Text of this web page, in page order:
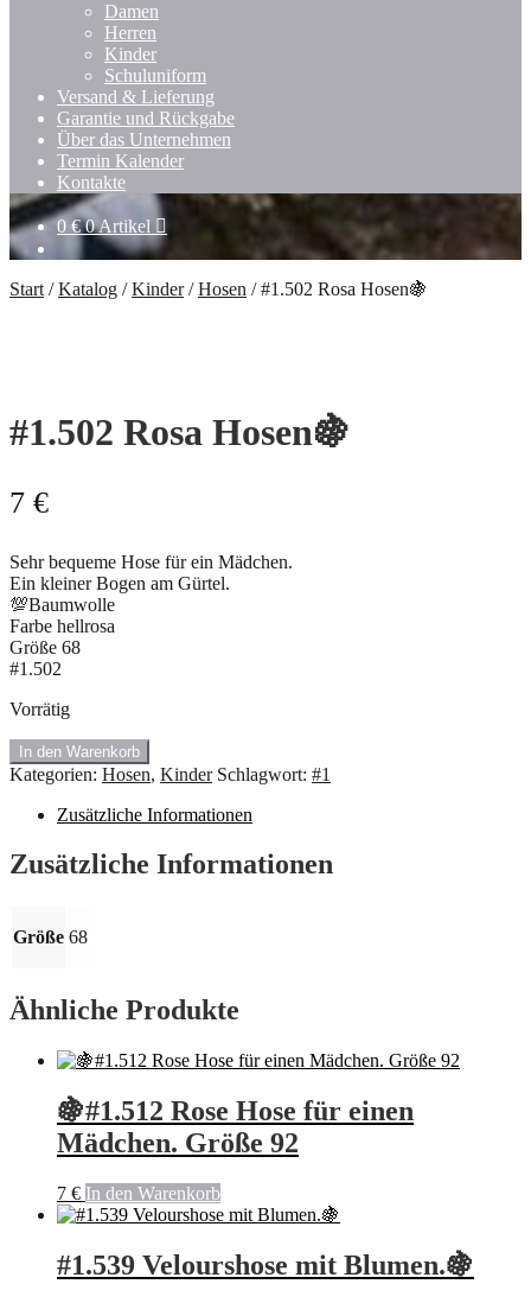
Damen
Herren
Kinder
Schuluniform
Versand & Lieferung
Garantie und Rückgabe
Über das Unternehmen
Termin Kalender
Kontakte
0 € 0 Artikel
Start /Katalog /Kinder/Hosen /#1.502 Rosa Hosen🍇
#1.502 Rosa Hosen🍇
7 €
Sehr bequeme Hose für ein Mädchen.
Ein kleiner Bogen am Gürtel.
💯Baumwolle
Farbe hellrosa
Größe 68
#1.502
Vorrätig
#1.502
Rosa
Hosen
In den Warenkorb
Kategorien: Hosen, Kinder Schlagwort: #1
Zusätzliche Informationen
Zusätzliche Informationen
Größe 68
Ähnliche Produkte
🍇#1.512 Rose Hose für einen
Mädchen. Größe 92
7 € In den Warenkorb
#1.539 Velourshose mit Blumen.🍇